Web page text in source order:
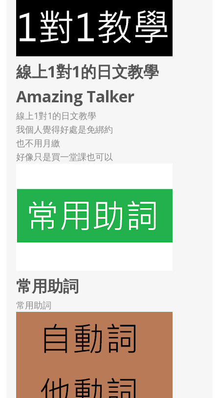
線上1對1的日文教學
Amazing Talker
線上1對1的日文教學
我個人覺得好處是免綁約
也不用月繳
好像只是買一堂課也可以
常用助詞
常用助詞